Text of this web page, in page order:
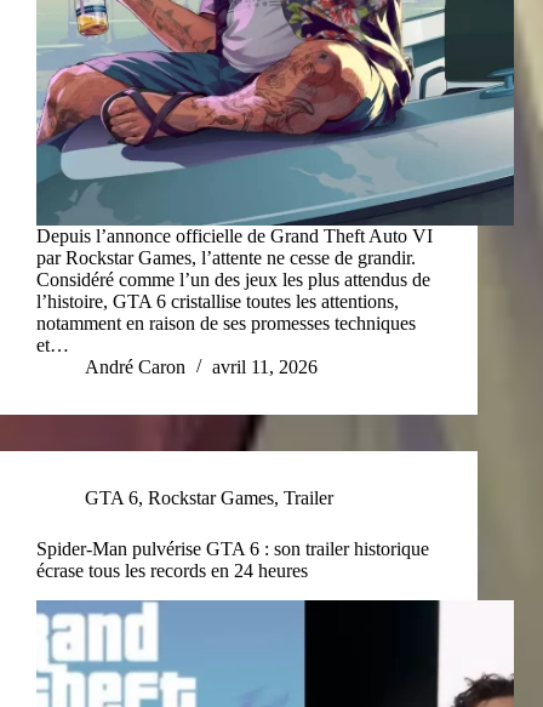
Depuis l’annonce officielle de Grand Theft Auto VI
par Rockstar Games, l’attente ne cesse de grandir.
Considéré comme l’un des jeux les plus attendus de
l’histoire, GTA 6 cristallise toutes les attentions,
notamment en raison de ses promesses techniques
et…
André Caron
avril 11, 2026
GTA 6, Rockstar Games, Trailer
Spider-Man pulvérise GTA 6 : son trailer historique
écrase tous les records en 24 heures